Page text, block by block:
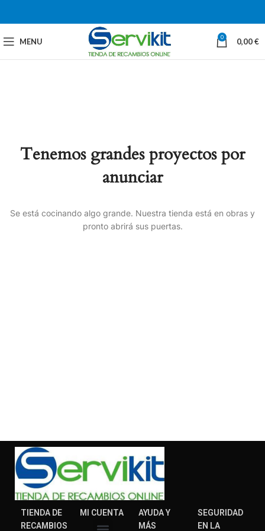
MENU 0 0,00€
Tenemos grandes proyectos por
anunciar
Se está cocinando algo grande. Nuestra tienda está en obras y
pronto abrirá sus puertas.
TIENDA DE
RECAMBIOS
MI CUENTA
AYUDA Y
MÁS
SEGURIDAD
EN LA